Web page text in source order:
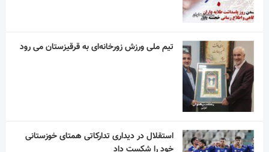
تیم ملی ورزش زورخانه‌ای به قرقیزستان می رود
استقلال در دیداری تدارکاتی همتای خوزستانی